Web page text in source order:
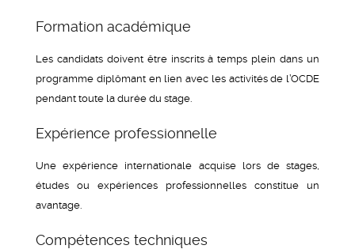
Formation académique
Les candidats doivent être inscrits à temps plein dans un
programme diplômant en lien avec les activités de l’OCDE
pendant toute la durée du stage.
Expérience professionnelle
Une expérience internationale acquise lors de stages,
études ou expériences professionnelles constitue un
avantage.
Compétences techniques